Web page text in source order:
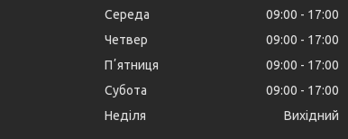
Середа
09:00
17:00
Четвер
09:00
17:00
Пʼятниця
09:00
17:00
Субота
09:00
17:00
Неділя
Вихідний